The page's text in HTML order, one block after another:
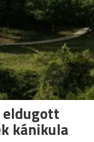
kánikula